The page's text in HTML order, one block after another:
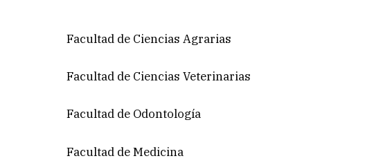
Facultad de Ciencias Agrarias
Facultad de Ciencias Veterinarias
Facultad de Odontología
Facultad de Medicina